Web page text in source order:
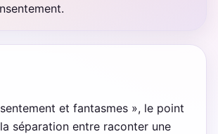
et fantasmes », le point
séparation entre raconter une